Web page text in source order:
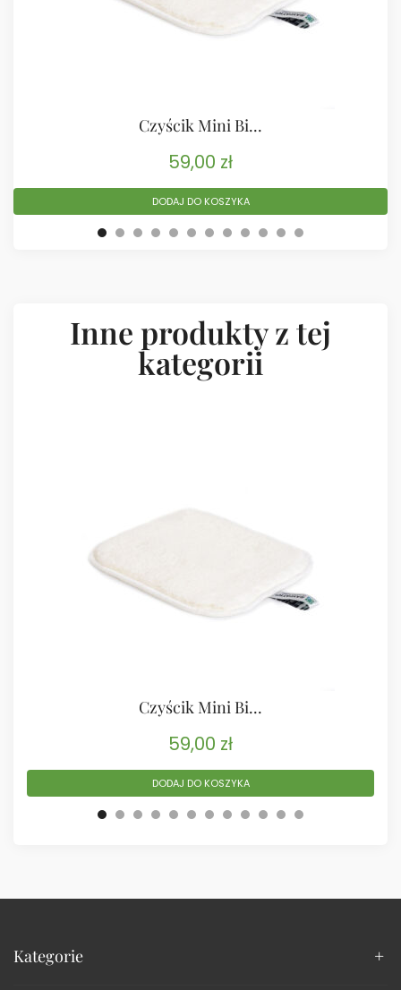
Czyścik Mini Bi...
59,00 zł
DODAJ DO KOSZYKA
Inne produkty z tej
kategorii
Czyścik Mini Bi...
59,00 zł
DODAJ DO KOSZYKA
Kategorie